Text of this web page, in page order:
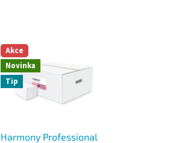
Akce
Novinka
Tip
Harmony Professional